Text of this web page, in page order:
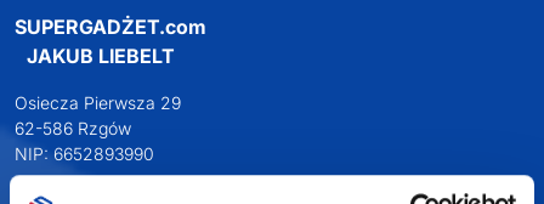
SUPERGADŻET.com
JAKUB LIEBELT
Osiecza Pierwsza 29
62-586 Rzgów
NIP: 6652893990